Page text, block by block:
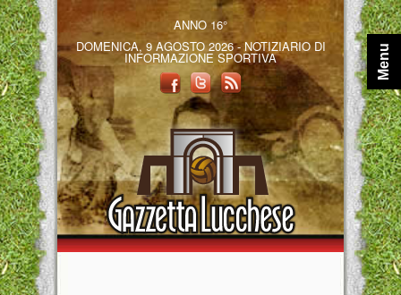
ANNO 16°
DOMENICA, 9 AGOSTO 2026 - NOTIZIARIO DI
INFORMAZIONE SPORTIVA Menu